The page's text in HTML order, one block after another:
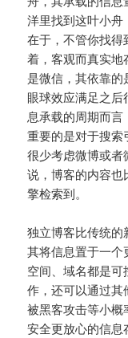
洋里找到这叶小
在于，不管你找
着，客观而真实
是微信，其依靠
眼球效应满足之
息承载的周期而言
重要的是对于搜
很少考虑微博或
说，博客的内容也
擎检索到。
独立博客比传统的
其将信息置于一个
空间、域名都是
作，还可以通过
被黑客攻击等小概
安全更放心的信息